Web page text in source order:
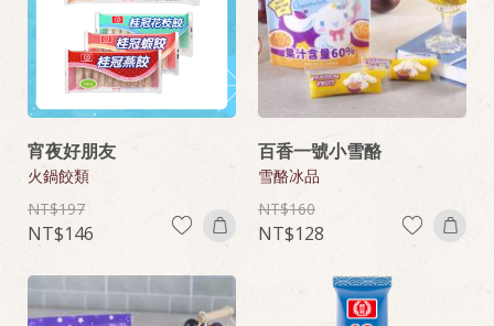
宵夜好朋友
火鍋餃類
197
146
百香一號小雪酪
雪酪冰品
160
128